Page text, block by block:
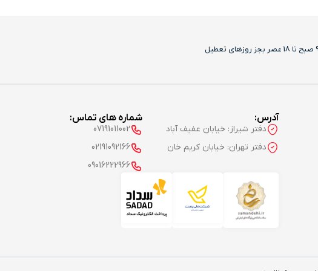
آدرس:
دفتر شیراز: خیابان عفیف آباد
دفتر تهران: خیابان کریم خان
شماره های تماس:
07191011002
02191092166
09016222966